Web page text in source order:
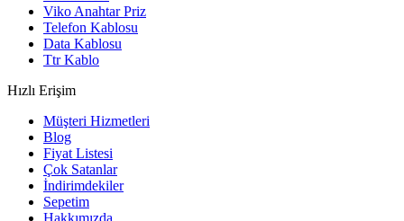
Viko Anahtar Priz
Telefon Kablosu
Data Kablosu
Ttr Kablo
Hızlı Erişim
Müşteri Hizmetleri
Blog
Fiyat Listesi
Çok Satanlar
İndirimdekiler
Sepetim
Hakkımızda